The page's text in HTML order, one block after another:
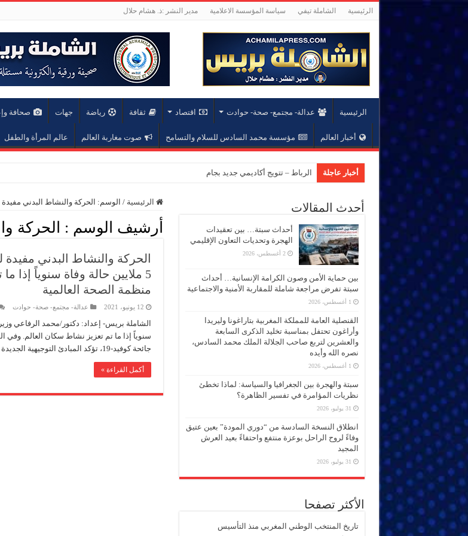
الرئيسية الشاملة تيفي سياسة المؤسسة الاعلامية مدير النشر :ذ. هشام حلال
الرئيسية عدالة- مجتمع- صحة- حوادت اقتصاد ثقافة رياضة جهات صحافة
أخبار العالم مؤسسة محمد السادس للسلام والتسامح صوت مغاربة العالم عالم المرأة والطفل
أخبار عاجلة الرباط – تتويج أكاديمي جديد بجامعة محمد الخامس
الرئيسية / الوسم: الحركة والنشاط البدني مفيدة
أرشيف الوسم : الحركة
الحركة والنشاط البدني
5 ملايين حالة وفاة سنوياً
منظمة الصحة العالمية
12 يونيو، 2021 عدالة- مجتمع- صحة- حوادت
سنوياً إذا ما تم تعزيز نشاط سكان العالم. وفي
جائحة كوفيد-19، تؤكد المبادئ التوجيهية الجديدة للمنظمة بشأن النشاط البدني والسلوكيات المنطوية …
أكمل القراءة »
أحدث المقالات
أحداث سبتة… بين تعقيدات
الهجرة وتحديات التعاون الإقليمي
2 أغسطس، 2026
بين حماية الأمن وصون الكرامة الإنسانية… أحداث
سبتة تفرض مراجعة شاملة للمقاربة الأمنية والاجتماعية
1 أغسطس، 2026
القنصلية العامة للمملكة المغربية بتاراغونا وليريدا
وأراغون تحتفل بمناسبة تخليد الذكرى السابعة
والعشرين لتربع صاحب الجلالة الملك محمد السادس،
نصره الله وأيده
1 أغسطس، 2026
سبتة والهجرة بين الجغرافيا والسياسة: لماذا تخطئ
نظريات المؤامرة في تفسير الظاهرة؟
31 يوليو، 2026
انطلاق النسخة السادسة من “دوري المودة” بعين عتيق
وفاءً لروح الراحل بوعزة منتفع واحتفاءً بعيد العرش
المجيد
31 يوليو، 2026
الأكثر تصفحا
تاريخ المنتخب الوطني المغربي منذ التأسيس